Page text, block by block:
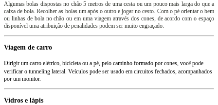
Algumas bolas dispostas no chão 5 metros de uma cesta ou um pouco mais larga do que a
caixa de bola. Recolher as bolas um após o outro e jogar no cesto. Com o pé orientar o bem
ou linhas de bola no chão ou em uma viagem através dos cones, de acordo com o espaço
disponível uma atribuição de penalidades podem ser muito engraçado.
Viagem de carro
Dirigir um carro elétrico, bicicleta ou a pé, pelo caminho formado por cones, você pode
verificar o tunneling lateral. Veículos pode ser usado em circuitos fechados, acompanhados
por um monitor.
Vidros e lápis